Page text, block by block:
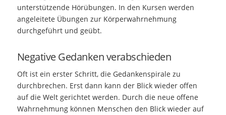
unterstützende Hörübungen. In den Kursen werden
angeleitete Übungen zur Körperwahrnehmung
durchgeführt und geübt.
Negative Gedanken verabschieden
Oft ist ein erster Schritt, die Gedankenspirale zu
durchbrechen. Erst dann kann der Blick wieder offen
auf die Welt gerichtet werden. Durch die neue offene
Wahrnehmung können Menschen den Blick wieder auf